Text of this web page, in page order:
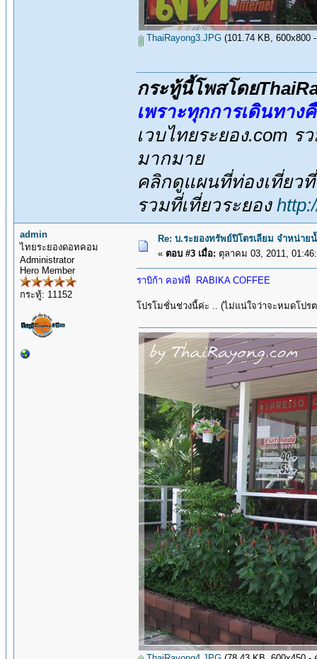
ThaiRayong3.JPG (101.74 KB, 600x800
กระทู้นี้โพสโดย
เพราะทุกการเดินทาง
เวบไทยระยอง.com
มากมาย
คลิกดูแผนที่ท่องเที่ยว
รวมที่เที่ยวระยอง
admin
ไทยระยองดอทคอม
Administrator
Hero Member
กระทู้: 11152
Re: บ.ระยองทรัพย์ปิโตรเลียม จำหน่าย
« ตอบ #3 เมื่อ: ตุลาคม 03, 2011,
ราบิก้า คอฟฟี่ RABIKA COFFEE
โปรโมชั่นช่วงนี้ค่ะ .. (ไม่แน่ใจว่าจะหมดโปร